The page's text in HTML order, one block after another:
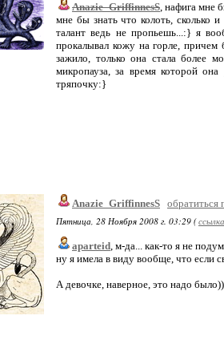
Anazie_GriffinnesS, нафига мне
мне бы знать что колоть, сколько
талант ведь не пропьешь...:} я
прокалывал кожу на горле, причем
зажило, только она стала более
микропауза, за время которой
тряпочку:}
Anazie_GriffinnesS обратиться
Пятница, 28 Ноября 2008 г. 03:29 (ссылка
aparteid, м-да... как-то я не
ну я имела в виду вообще, что если
А девочке, наверное, это надо